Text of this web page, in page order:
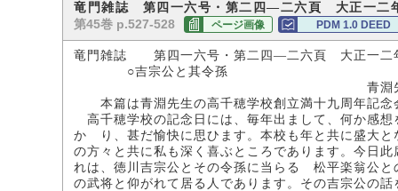
竜門雑誌 第四一六号・第二四―二六頁 大正一
第45巻 p.527-528 ページ画像 PDM 1.0 DEED
竜門雑誌 第四一六号・第二四―二六頁 大正一二
○吉宗公と其令孫
青淵先
本篇は青淵先生の高千穂学校創立満十九周年記念
高千穂学校の記念日には、毎年出まして、何か感
かゝり、甚だ愉快に思ひます。本校も年と共に盛大
の方々と共に私も深く喜ぶところであります。今日
れは、徳川吉宗公とその令孫に当らるゝ松平楽翁公
の武将と仰がれて居る人であります。その吉宗公の